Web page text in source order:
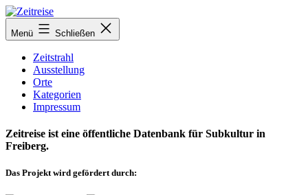
Zum
Inhalt
springen
Menü Schließen
Zeitstrahl
Ausstellung
Orte
Kategorien
Impressum
Zeitreise ist eine öffentliche Datenbank für Subkultur in
Freiberg.
Das Projekt wird gefördert durch: